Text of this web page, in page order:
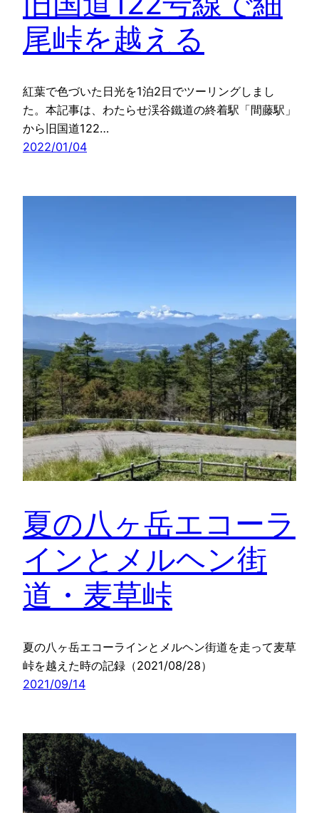
尾峠を越える
紅葉で色づいた日光を1泊2日でツーリングしまし
た。本記事は、わたらせ渓谷鐵道の終着駅「間藤駅」
から旧国道122…
2022/01/04
夏の八ヶ岳エコーラ
インとメルヘン街
道・麦草峠
夏の八ヶ岳エコーラインとメルヘン街道を走って麦草
峠を越えた時の記録（2021/08/28）
2021/09/14